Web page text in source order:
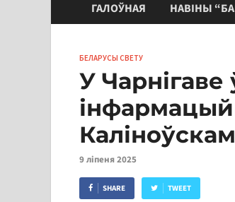
ГАЛОЎНАЯ НАВІНЫ
БЕЛАРУСЫ СВЕТУ
У Чарнігаве
9 ліпеня 2025
SHARE TWEET